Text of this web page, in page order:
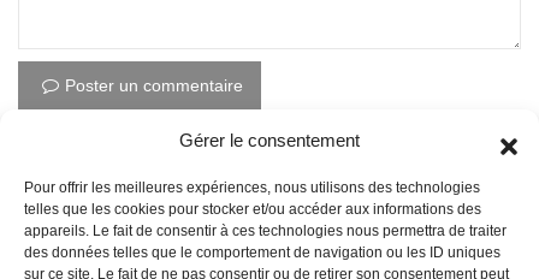
Gérer le consentement
Pour offrir les meilleures expériences, nous utilisons des technologies
telles que les cookies pour stocker et/ou accéder aux informations des
appareils. Le fait de consentir à ces technologies nous permettra de traiter
des données telles que le comportement de navigation ou les ID uniques
sur ce site. Le fait de ne pas consentir ou de retirer son consentement peut
Poster un commentaire
A PROPOS DE NOUS
A propos